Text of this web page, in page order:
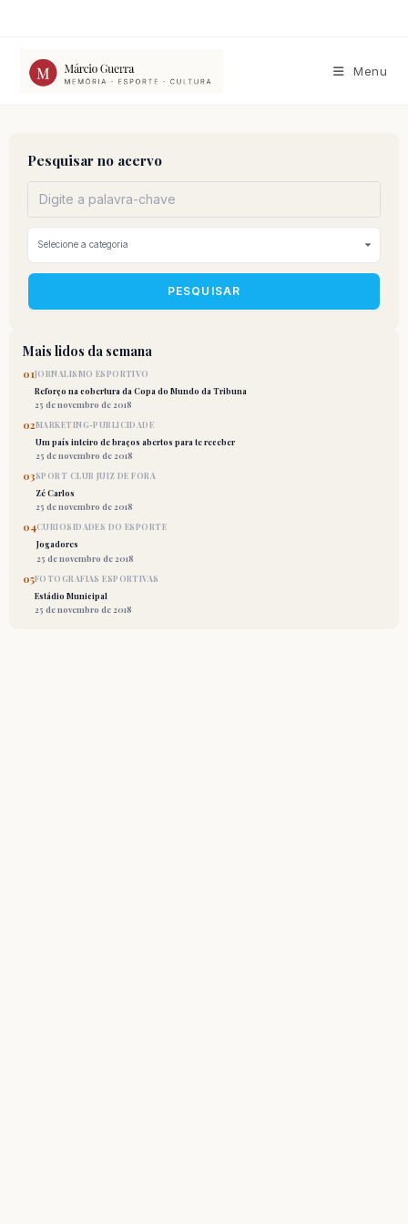
conteúdo
Menu
Pesquisar no acervo
PESQUISAR
Mais lidos da semana
01JORNALISMO ESPORTIVO
Reforço na cobertura da Copa do Mundo da Tribuna
25 de novembro de 2018
02MARKETING-PUBLICIDADE
Um país inteiro de braços abertos para te receber
25 de novembro de 2018
03SPORT CLUB JUIZ DE FORA
Zé Carlos
25 de novembro de 2018
04CURIOSIDADES DO ESPORTE
Jogadores
25 de novembro de 2018
05FOTOGRAFIAS ESPORTIVAS
Estádio Municipal
25 de novembro de 2018